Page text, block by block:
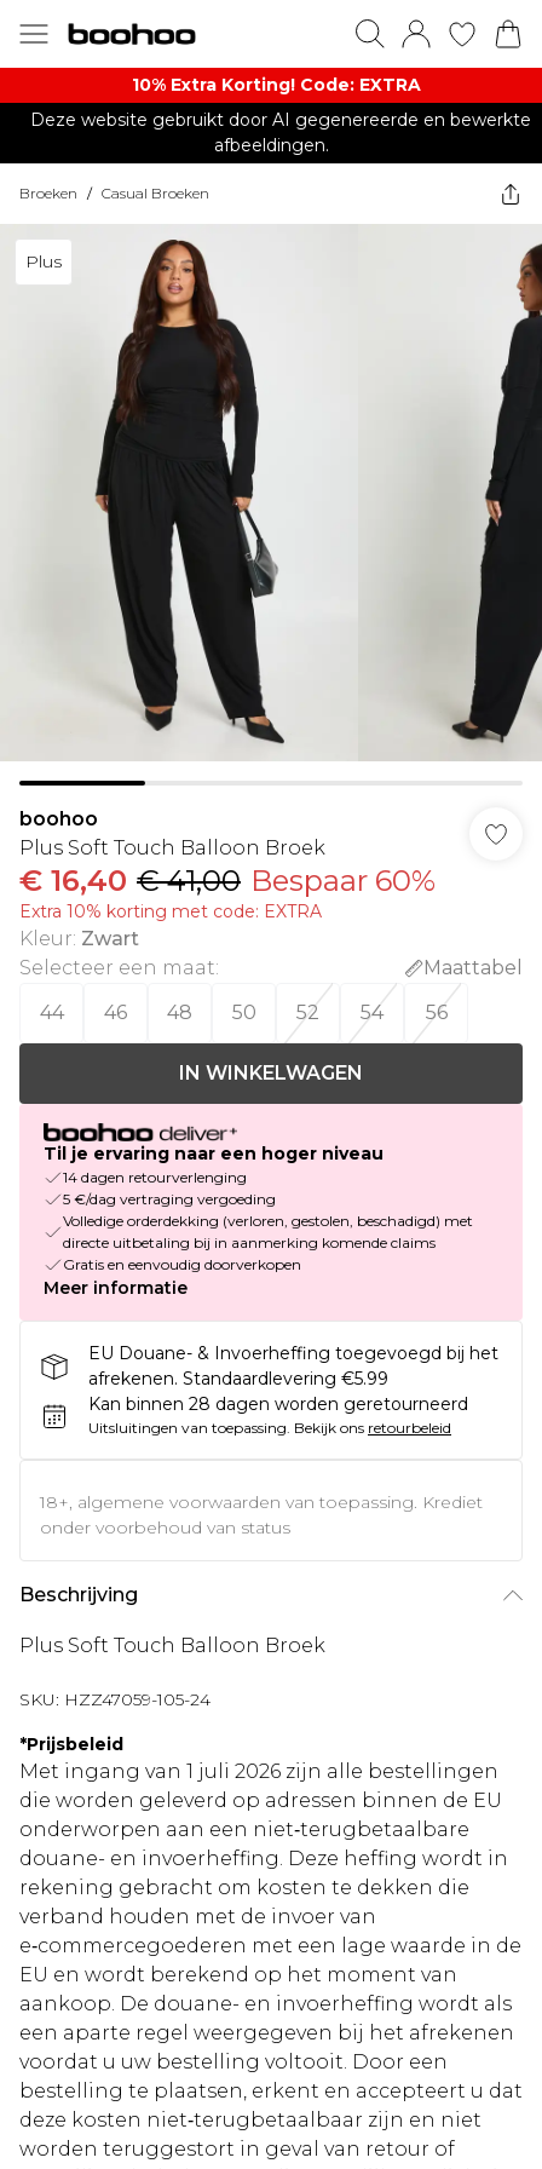
10% Extra Korting! Code: EXTRA​
Deze website gebruikt door AI gegenereerde en bewerkte
afbeeldingen.
Broeken / Casual Broeken
Plus
boohoo
Plus Soft Touch Balloon Broek
€ 16,40 € 41,00 Bespaar 60%
Extra 10% korting met code: EXTRA
Kleur: Zwart
Selecteer een maat:
Maattabel
44
46 48 50 52 54 56
IN WINKELWAGEN
Til je ervaring naar een hoger niveau
14 dagen retourverlenging
5 €/dag vertraging vergoeding
Volledige orderdekking (verloren, gestolen, beschadigd) met
directe uitbetaling bij in aanmerking komende claims
Gratis en eenvoudig doorverkopen
Meer informatie
EU Douane- & Invoerheffing toegevoegd bij het
afrekenen. Standaardlevering €5.99
Kan binnen 28 dagen worden geretourneerd
Uitsluitingen van toepassing. Bekijk ons retourbeleid
18+, algemene voorwaarden van toepassing. Krediet
onder voorbehoud van status
Beschrijving
Plus Soft Touch Balloon Broek
SKU: HZZ47059-105-24
*Prijsbeleid
Met ingang van 1 juli 2026 zijn alle bestellingen
die worden geleverd op adressen binnen de EU
onderworpen aan een niet‑terugbetaalbare
douane- en invoerheffing. Deze heffing wordt in
rekening gebracht om kosten te dekken die
verband houden met de invoer van
e‑commercegoederen met een lage waarde in de
EU en wordt berekend op het moment van
aankoop. De douane- en invoerheffing wordt als
een aparte regel weergegeven bij het afrekenen
voordat u uw bestelling voltooit. Door een
bestelling te plaatsen, erkent en accepteert u dat
deze kosten niet‑terugbetaalbaar zijn en niet
worden teruggestort in geval van retour of